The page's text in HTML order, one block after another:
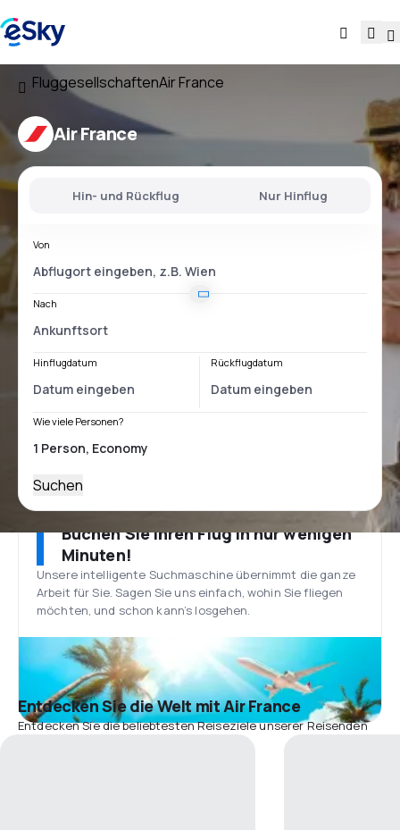
FluggesellschaftenAir France
Air France
Hin- und Rückflug Nur Hinflug
Von
Nach
Hinflugdatum Rückflugdatum
Wie viele Personen?
Suchen
Buchen Sie Ihren Flug in nur wenigen
Minuten!
Unsere intelligente Suchmaschine übernimmt die ganze
Arbeit für Sie. Sagen Sie uns einfach, wohin Sie fliegen
möchten, und schon kann’s losgehen.
Entdecken Sie die Welt mit Air France
Entdecken Sie die beliebtesten Reiseziele unserer Reisenden